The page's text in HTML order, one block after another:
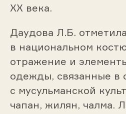
XX века.
Даудова Л.Б.
в национальном
отражение и
одежды, связанные в
с мусульманской
чапан, жилян, чалма.